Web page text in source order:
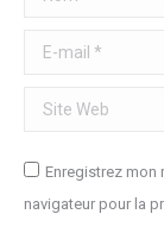
E-mail *
Site Web
Enregistrez mon
navigateur pour la